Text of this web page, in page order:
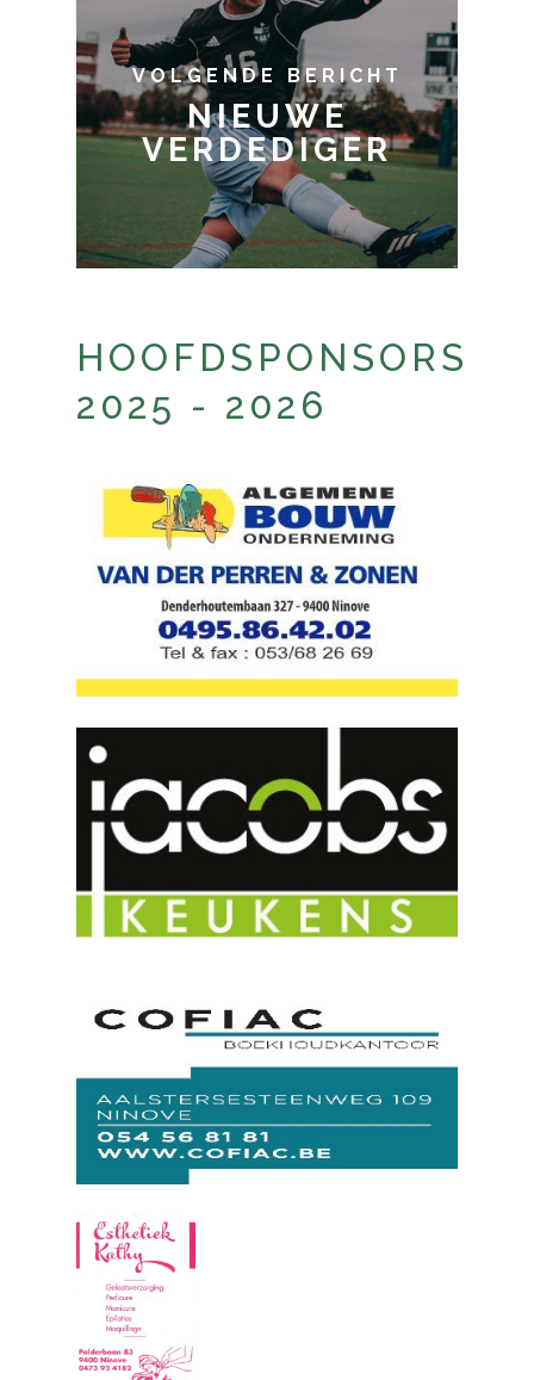
VOLGENDE BERICHT
NIEUWE
VERDEDIGER
HOOFDSPONSORS
2025 - 2026